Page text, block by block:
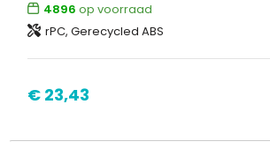
4896 op voorraad
rPC, Gerecycled ABS
€ 23,43